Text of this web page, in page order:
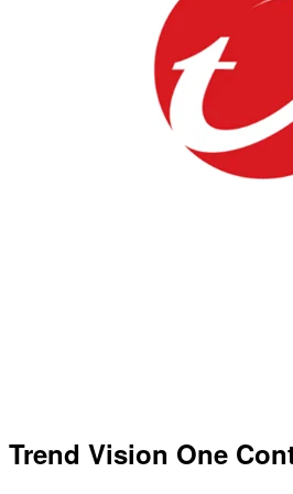
Trend Vision One